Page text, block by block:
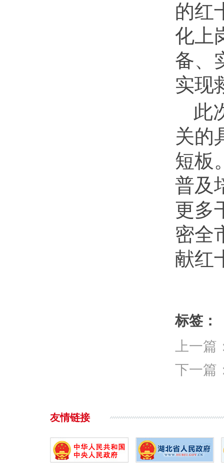
的红
化上
备、
实现
此
关的
短板
普及
更多
密全
献红
标签：
上一
下一篇
友情链接